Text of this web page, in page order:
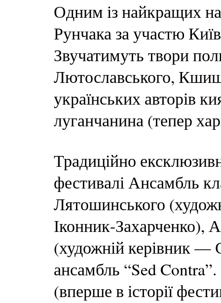
Одним із найкращих
Рунчака за участю
Звучатимуть твори
Лютославського,
українських авторів
луганчанина (тепер
Традиційно
фестивалі Ансамбль
Лятошинського
Іконник-Захарченко),
(художній керівник —
ансамбль “Sed
(вперше в історії